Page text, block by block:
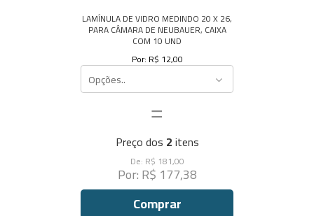
LAMÍNULA DE VIDRO MEDINDO 20 X 26,
PARA CÂMARA DE NEUBAUER, CAIXA
COM 10 UND
Por: R$ 12,00
Opções..
=
Preço dos 2itens
De: R$ 181,00
Por: R$ 177,38
Comprar